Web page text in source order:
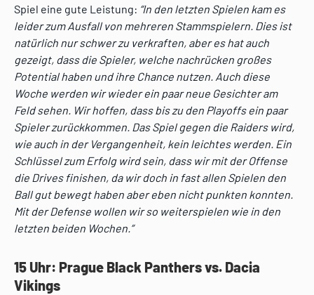
Spiel eine gute Leistung: “In den letzten Spielen kam es
leider zum Ausfall von mehreren Stammspielern. Dies ist
natürlich nur schwer zu verkraften, aber es hat auch
gezeigt, dass die Spieler, welche nachrücken großes
Potential haben und ihre Chance nutzen. Auch diese
Woche werden wir wieder ein paar neue Gesichter am
Feld sehen. Wir hoffen, dass bis zu den Playoffs ein paar
Spieler zurückkommen. Das Spiel gegen die Raiders wird,
wie auch in der Vergangenheit, kein leichtes werden. Ein
Schlüssel zum Erfolg wird sein, dass wir mit der Offense
die Drives finishen, da wir doch in fast allen Spielen den
Ball gut bewegt haben aber eben nicht punkten konnten.
Mit der Defense wollen wir so weiterspielen wie in den
letzten beiden Wochen.”
15 Uhr: Prague Black Panthers vs. Dacia
Vikings